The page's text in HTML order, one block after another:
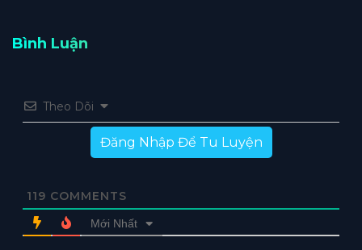
Bình Luận
Theo Dõi
Đăng Nhập Để Tu Luyện
119 COMMENTS
Mới Nhất